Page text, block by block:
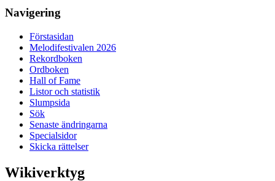
Navigering
Förstasidan
Melodifestivalen 2026
Rekordboken
Ordboken
Hall of Fame
Listor och statistik
Slumpsida
Sök
Senaste ändringarna
Specialsidor
Skicka rättelser
Wikiverktyg